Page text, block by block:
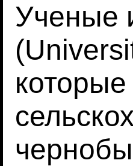
Ученые